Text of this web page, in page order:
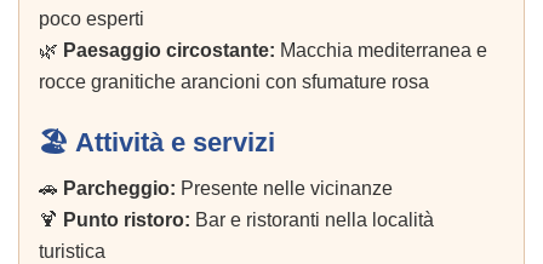
poco esperti
🌿 Paesaggio circostante: Macchia mediterranea e
rocce granitiche arancioni con sfumature rosa
🏖️ Attività e servizi
🚗 Parcheggio: Presente nelle vicinanze
🍹 Punto ristoro: Bar e ristoranti nella località
turistica